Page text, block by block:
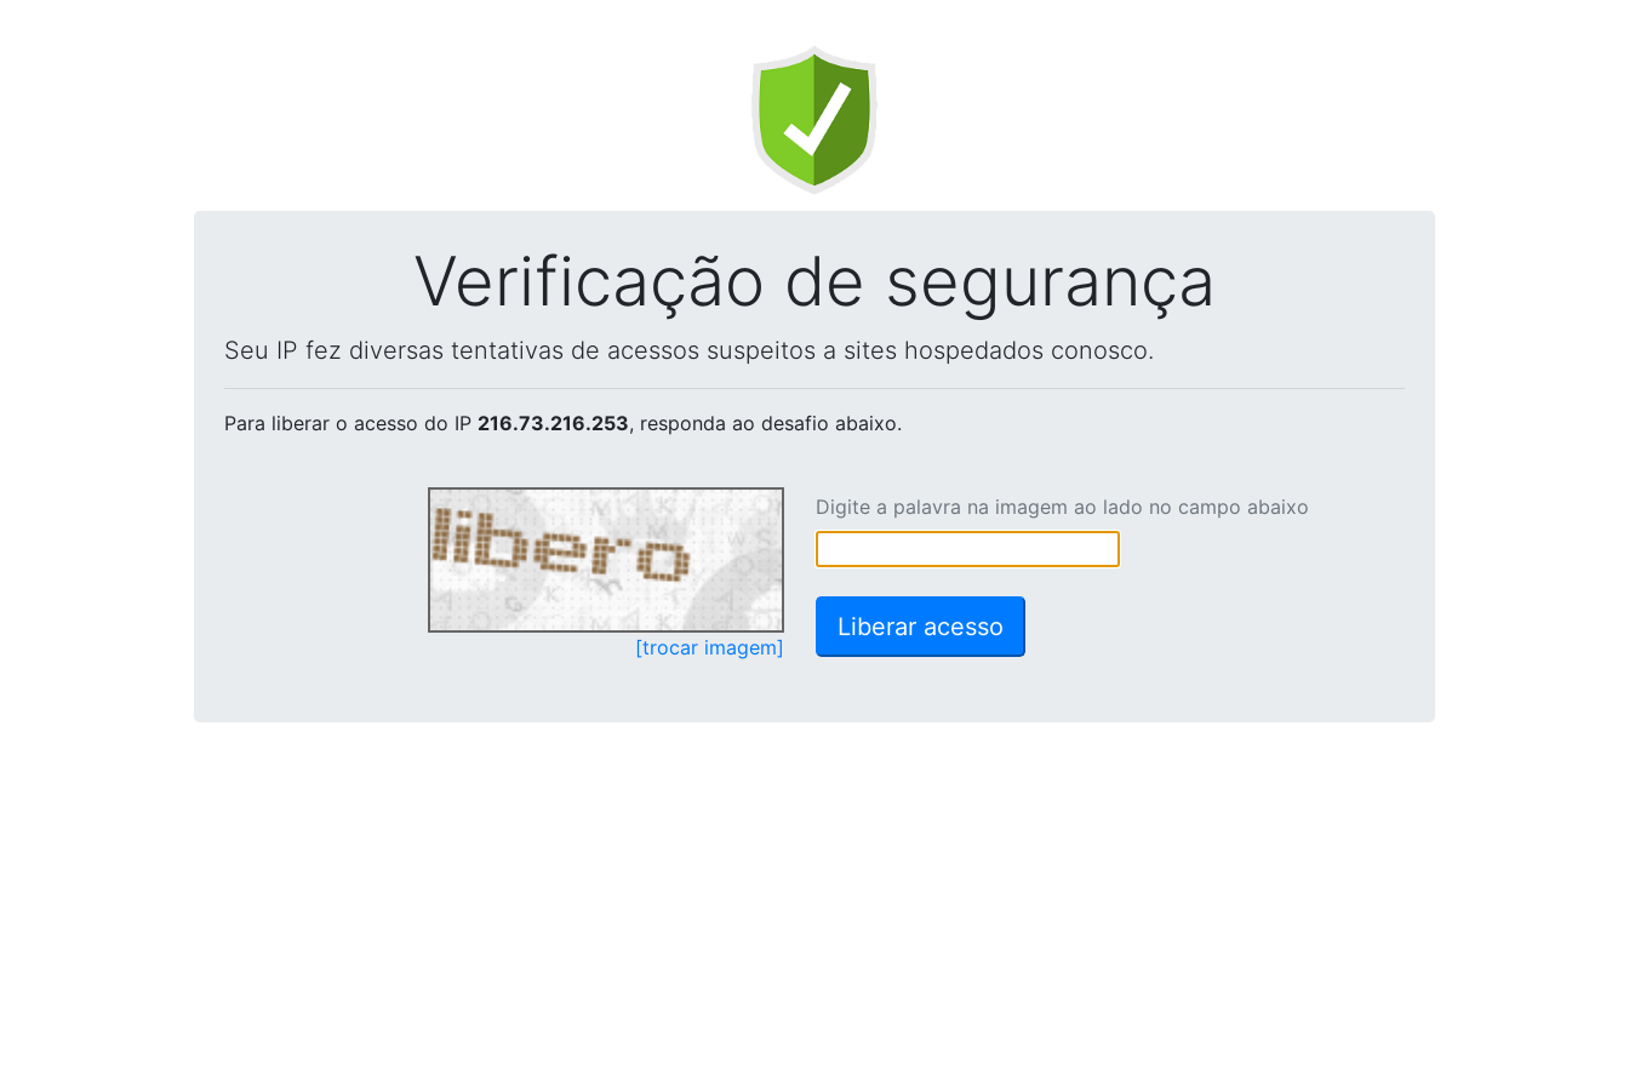
Verificação de segurança
Seu IP fez diversas tentativas de acessos suspeitos a sites hospedados conosco.
Para liberar o acesso do IP 216.73.216.253, responda ao desafio abaixo.
[trocar imagem]
Digite a palavra na imagem ao lado no campo abaixo